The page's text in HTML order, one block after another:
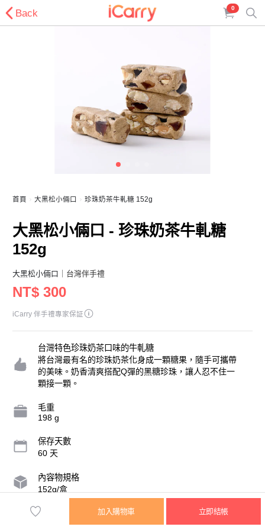
Back 0
首頁 大黑松小倆口 珍珠奶茶牛軋糖 152g
大黑松小倆口 - 珍珠奶茶牛軋糖
152g
大黑松小倆口 ｜台灣伴手禮
NT$ 300
iCarry 伴手禮專家保証
台灣特色珍珠奶茶口味的牛軋糖
將台灣最有名的珍珠奶茶化身成一顆糖果，隨手可攜帶
的美味。奶香清爽搭配Q彈的黑糖珍珠，讓人忍不住一
顆接一顆。
毛重
198 g
保存天數
60 天
內容物規格
152g/盒
營業人名稱
邱氏鼎食品企業股份有限公司
加入購物車 立即結帳